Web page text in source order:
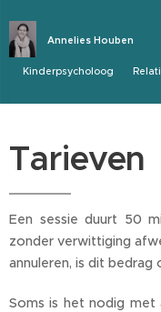
Annelies Houben
Kinderpsycholoog
Tarieven
Een sessie duurt 50
zonder verwittiging
annuleren, is dit bedrag
Soms is het nodig met